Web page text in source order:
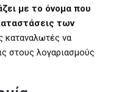
με το όνομα που
των
καταναλωτές να
στους λογαριασμούς